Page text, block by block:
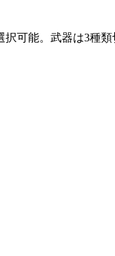
可能。武器は3種